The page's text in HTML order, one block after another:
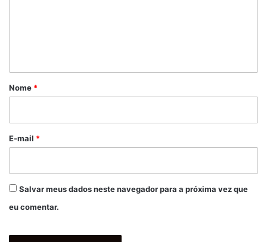
r
*
Nome *
E-mail *
Salvar meus dados neste navegador para a próxima vez que
eu comentar.